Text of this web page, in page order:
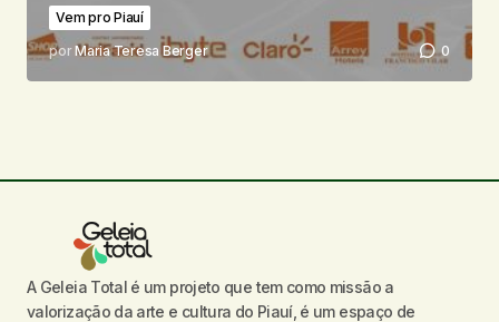
Vem pro Piauí
por Maria Teresa Berger 0
A Geleia Total é um projeto que tem como missão a
valorização da arte e cultura do Piauí, é um espaço de